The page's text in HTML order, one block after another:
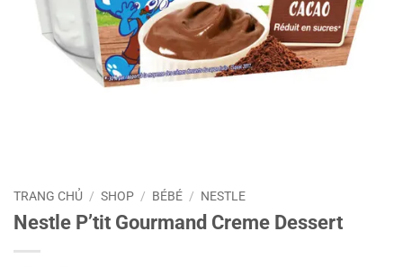
TRANG CHỦ / SHOP / BÉBÉ / NESTLE
Nestle P’tit Gourmand Creme Dessert